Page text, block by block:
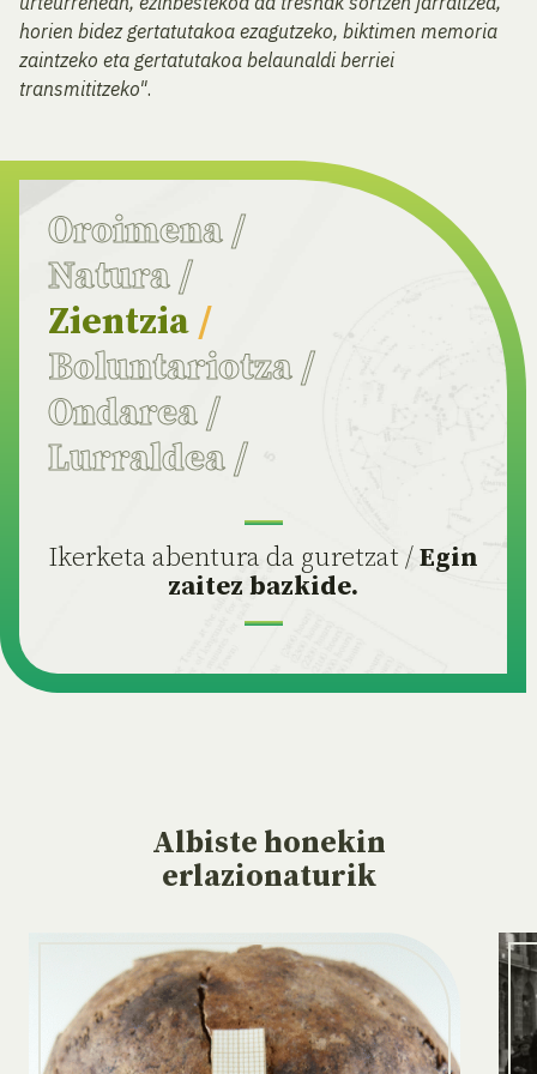
horien bidez gertatutakoa ezagutzeko, biktimen memoria
zaintzeko eta gertatutakoa belaunaldi berriei
transmititzeko".
Oroimena /
Natura /
Zientzia /
Boluntariotza /
Ondarea /
Lurraldea /
Ikerketa abentura da guretzat /Egin
zaitez bazkide.
Albiste honekin
erlazionaturik